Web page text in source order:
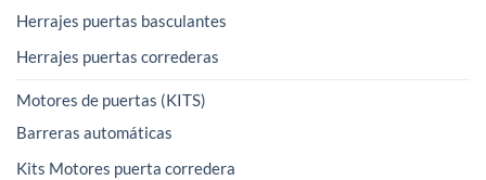
Herrajes puertas basculantes
Herrajes puertas correderas
Motores de puertas (KITS)
Barreras automáticas
Kits Motores puerta corredera